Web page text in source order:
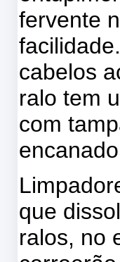
fervente
cabelos
ralo tem
com
que
ralos, no